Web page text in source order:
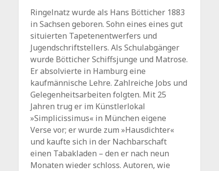
Ringelnatz wurde als Hans Bötticher 1883
in Sachsen geboren. Sohn eines eines gut
situierten Tapetenentwerfers und
Jugendschriftstellers. Als Schulabgänger
wurde Bötticher Schiffsjunge und Matrose.
Er absolvierte in Hamburg eine
kaufmännische Lehre. Zahlreiche Jobs und
Gelegenheitsarbeiten folgten. Mit 25
Jahren trug er im Künstlerlokal
»Simplicissimus« in München eigene
Verse vor; er wurde zum »Hausdichter«
und kaufte sich in der Nachbarschaft
einen Tabakladen – den er nach neun
Monaten wieder schloss. Autoren, wie